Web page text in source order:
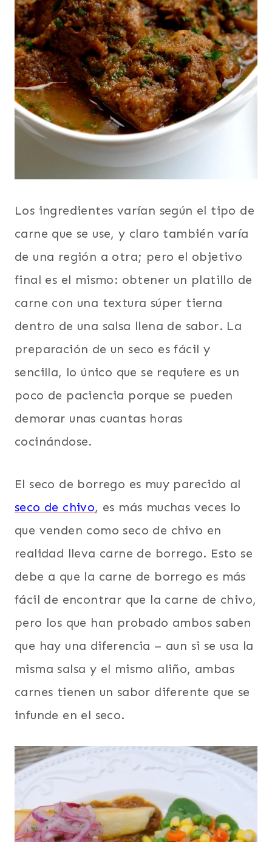
Los ingredientes varían según el tipo de
carne que se use, y claro también varía
de una región a otra; pero el objetivo
final es el mismo: obtener un platillo de
carne con una textura súper tierna
dentro de una salsa llena de sabor. La
preparación de un seco es fácil y
sencilla, lo único que se requiere es un
poco de paciencia porque se pueden
demorar unas cuantas horas
cocinándose.
El seco de borrego es muy parecido al
seco de chivo, es más muchas veces lo
que venden como seco de chivo en
realidad lleva carne de borrego. Esto se
debe a que la carne de borrego es más
fácil de encontrar que la carne de chivo,
pero los que han probado ambos saben
que hay una diferencia – aun si se usa la
misma salsa y el mismo aliño, ambas
carnes tienen un sabor diferente que se
infunde en el seco.